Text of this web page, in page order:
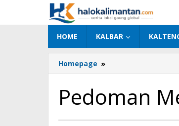
konten
HOME KALBAR
Homepage »
Media
Pedoman